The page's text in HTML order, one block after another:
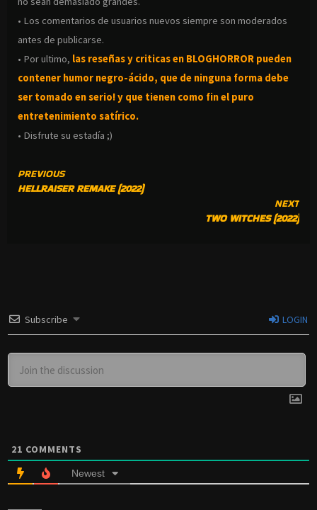
• Los comentarios de usuarios nuevos siempre son moderados
antes de publicarse.
• Por ultimo, las reseñas y criticas en BLOGHORROR pueden
contener humor negro-ácido, que de ninguna forma debe
ser tomado en serio! y que tienen como fin el puro
entretenimiento satírico.
• Disfrute su estadía ;)
CONTINUE
READING
PREVIOUS
HELLRAISER REMAKE (2022)
NEXT
TWO WITCHES (2022)
Subscribe LOGIN
21 COMMENTS
Newest